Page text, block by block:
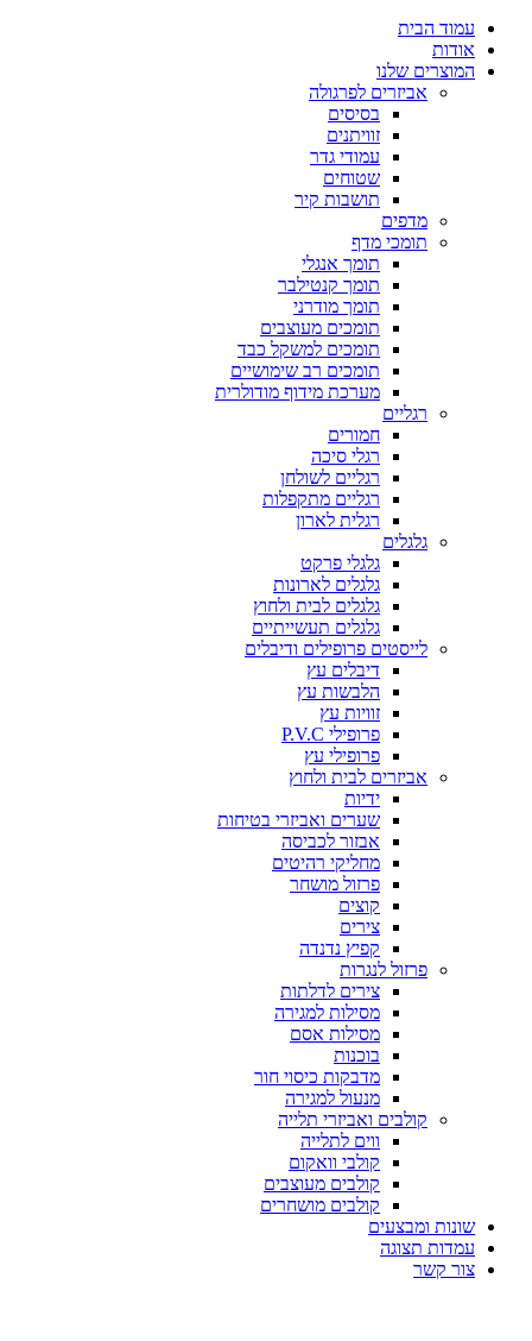
עמוד הבית
אודות
המוצרים שלנו
אביזרים לפרגולה
בסיסים
זוויתנים
עמודי גדר
שטוחים
תושבות קיר
מדפים
תומכי מדף
תומך אנגלי
תומך קנטילבר
תומך מודרני
תומכים מעוצבים
תומכים למשקל כבד
תומכים רב שימושיים
מערכת מידוף מודולרית
רגליים
חמורים
רגלי סיכה
רגליים לשולחן
רגליים מתקפלות
רגלית לארון
גלגלים
גלגלי פרקט
גלגלים לארונות
גלגלים לבית ולחוץ
גלגלים תעשייתיים
לייסטים פרופילים ודיבלים
דיבלים עץ
הלבשות עץ
זוויות עץ
פרופילי P.V.C
פרופילי עץ
אביזרים לבית ולחוץ
ידיות
שערים ואביזרי בטיחות
אבזור לכביסה
מחליקי רהיטים
פרזול מושחר
קוצים
צירים
קפיץ נדנדה
פרזול לנגרות
צירים לדלתות
מסילות למגירה
מסילות אסם
בוכנות
מדבקות כיסוי חור
מנעול למגירה
קולבים ואביזרי תלייה
ווים לתלייה
קולבי וואקום
קולבים מעוצבים
קולבים מושחרים
שונות ומבצעים
עמדות תצוגה
צור קשר